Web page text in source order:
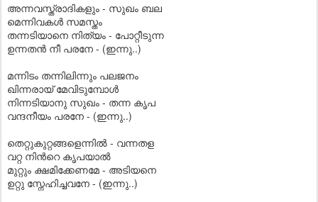
അന്നവസ്ത്രാദികളും - സുഖം ബല
മെന്നിവകള്‍ സമസ്തം
തന്നടിയാനെ നിത്യം - പോറ്റീടുന്ന
ഉന്നതന്‍ നീ പരനേ - (ഇന്നു..)
മന്നിടം തന്നിലിന്നും പലജനം
ഖിന്നരായ് മേവിടുമ്പോള്‍
നിന്നടിയാനു സുഖം - തന്ന കൃപ
വന്ദനീയം പരനേ - (ഇന്നു..)
തെറ്റുകുറ്റങ്ങളെന്നില്‍ - വന്നതള
വറ്റ നിന്‍റെ കൃപയാല്‍
മുറ്റും ക്ഷമിക്കേണമേ - അടിയനെ
ഉറ്റു സ്നേഹിച്ചവനേ - (ഇന്നു..)